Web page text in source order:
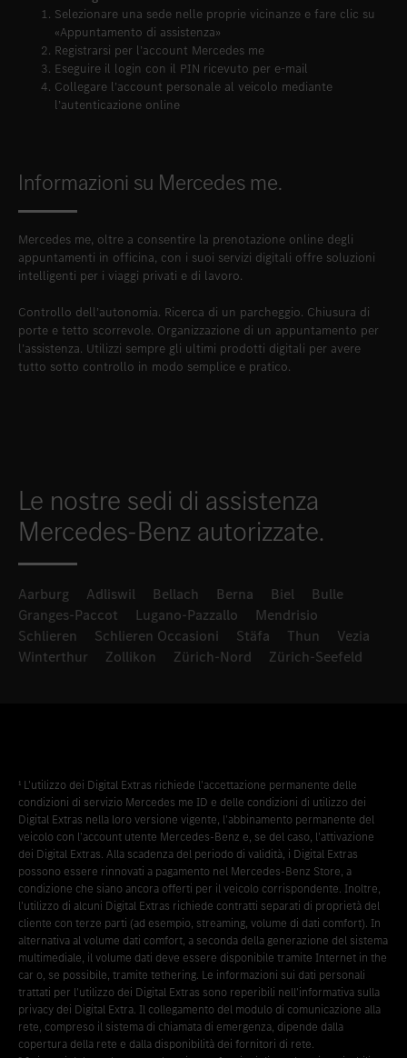
Selezionare una sede nelle proprie vicinanze e fare clic su
«Appuntamento di assistenza»
Registrarsi per l’account Mercedes me
Eseguire il login con il PIN ricevuto per e-mail
Collegare l’account personale al veicolo mediante
l’autenticazione online
Informazioni su Mercedes me.
Mercedes me, oltre a consentire la prenotazione online degli
appuntamenti in officina, con i suoi servizi digitali offre soluzioni
intelligenti per i viaggi privati e di lavoro.
Controllo dell’autonomia. Ricerca di un parcheggio. Chiusura di
porte e tetto scorrevole. Organizzazione di un appuntamento per
l’assistenza. Utilizzi sempre gli ultimi prodotti digitali per avere
tutto sotto controllo in modo semplice e pratico.
Le nostre sedi di assistenza
Mercedes-Benz autorizzate.
Aarburg Adliswil Bellach Berna Biel
Bulle
Granges-Paccot
Lugano-Pazzallo
Mendrisio
Schlieren
Schlieren Occasioni Stäfa Thun
Vezia
Winterthur
Zollikon Zürich-Nord Zürich-Seefeld
¹ L'utilizzo dei Digital Extras richiede l'accettazione permanente delle
condizioni di servizio Mercedes me ID e delle condizioni di utilizzo dei
Digital Extras nella loro versione vigente, l'abbinamento permanente del
veicolo con l'account utente Mercedes-Benz e, se del caso, l'attivazione
dei Digital Extras. Alla scadenza del periodo di validità, i Digital Extras
possono essere rinnovati a pagamento nel Mercedes-Benz Store, a
condizione che siano ancora offerti per il veicolo corrispondente. Inoltre,
l'utilizzo di alcuni Digital Extras richiede contratti separati di proprietà del
cliente con terze parti (ad esempio, streaming, volume di dati comfort). In
alternativa al volume dati comfort, a seconda della generazione del sistema
multimediale, il volume dati deve essere disponibile tramite Internet in the
car o, se possibile, tramite tethering. Le informazioni sui dati personali
trattati per l'utilizzo dei Digital Extras sono reperibili nell'informativa sulla
privacy dei Digital Extra. Il collegamento del modulo di comunicazione alla
rete, compreso il sistema di chiamata di emergenza, dipende dalla
copertura della rete e dalla disponibilità dei fornitori di rete.